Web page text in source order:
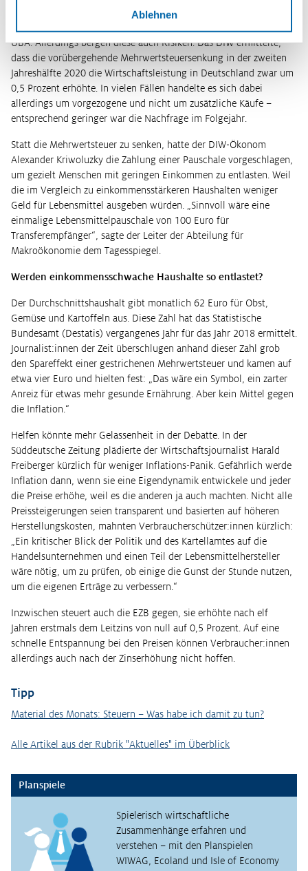
Ablehnen
Auch der Spitzenverband der Wohnungswirtschaft (GdW) und der
UBA. Allerdings bergen diese auch Risiken. Das DIW ermittelte,
dass die vorübergehende Mehrwertsteuersenkung in der zweiten
Jahreshälfte 2020 die Wirtschaftsleistung in Deutschland zwar um
0,5 Prozent erhöhte. In vielen Fällen handelte es sich dabei
allerdings um vorgezogene und nicht um zusätzliche Käufe –
entsprechend geringer war die Nachfrage im Folgejahr.
Statt die Mehrwertsteuer zu senken, hatte der DIW-Ökonom
Alexander Kriwoluzky die Zahlung einer Pauschale vorgeschlagen,
um gezielt Menschen mit geringen Einkommen zu entlasten. Weil
die im Vergleich zu einkommensstärkeren Haushalten weniger
Geld für Lebensmittel ausgeben würden. „Sinnvoll wäre eine
einmalige Lebensmittelpauschale von 100 Euro für
Transferempfänger“, sagte der Leiter der Abteilung für
Makroökonomie dem Tagesspiegel.
Werden einkommensschwache Haushalte so entlastet?
Der Durchschnittshaushalt gibt monatlich 62 Euro für Obst,
Gemüse und Kartoffeln aus. Diese Zahl hat das Statistische
Bundesamt (Destatis) vergangenes Jahr für das Jahr 2018 ermittelt.
Journalist:innen der Zeit überschlugen anhand dieser Zahl grob
den Spareffekt einer gestrichenen Mehrwertsteuer und kamen auf
etwa vier Euro und hielten fest: „Das wäre ein Symbol, ein zarter
Anreiz für etwas mehr gesunde Ernährung. Aber kein Mittel gegen
die Inflation.“
Helfen könnte mehr Gelassenheit in der Debatte. In der
Süddeutsche Zeitung plädierte der Wirtschaftsjournalist Harald
Freiberger kürzlich für weniger Inflations-Panik. Gefährlich werde
Inflation dann, wenn sie eine Eigendynamik entwickele und jeder
die Preise erhöhe, weil es die anderen ja auch machten. Nicht alle
Preissteigerungen seien transparent und basierten auf höheren
Herstellungskosten, mahnten Verbraucherschützer:innen kürzlich:
„Ein kritischer Blick der Politik und des Kartellamtes auf die
Handelsunternehmen und einen Teil der Lebensmittelhersteller
wäre nötig, um zu prüfen, ob einige die Gunst der Stunde nutzen,
um die eigenen Erträge zu verbessern.“
Inzwischen steuert auch die EZB gegen, sie erhöhte nach elf
Jahren erstmals dem Leitzins von null auf 0,5 Prozent. Auf eine
schnelle Entspannung bei den Preisen können Verbraucher:innen
allerdings auch nach der Zinserhöhung nicht hoffen.
Tipp
Material des Monats: Steuern – Was habe ich damit zu tun?
Alle Artikel aus der Rubrik "Aktuelles" im Überblick
Planspiele
Spielerisch wirtschaftliche
Zusammenhänge erfahren und
verstehen – mit den Planspielen
WIWAG, Ecoland und Isle of Economy